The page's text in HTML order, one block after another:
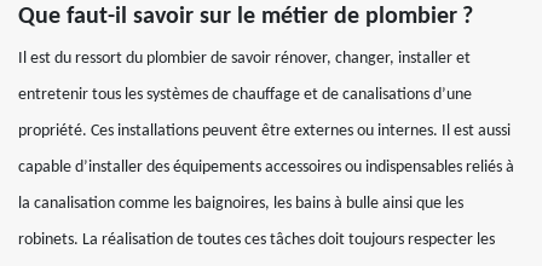
Que faut-il savoir sur le métier de plombier ?
Il est du ressort du plombier de savoir rénover, changer, installer et
entretenir tous les systèmes de chauffage et de canalisations d’une
propriété. Ces installations peuvent être externes ou internes. Il est aussi
capable d’installer des équipements accessoires ou indispensables reliés à
la canalisation comme les baignoires, les bains à bulle ainsi que les
robinets. La réalisation de toutes ces tâches doit toujours respecter les